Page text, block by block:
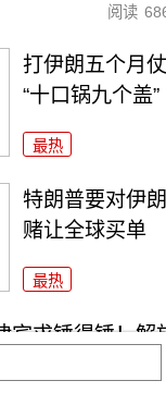
阅读
打伊朗五个月
“十口锅九个盖”
最热
特朗普要对伊
赌让全球买单
最热
宾求锤得锤！解